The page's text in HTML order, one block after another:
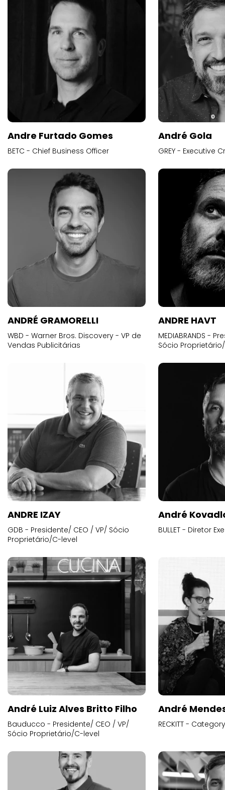
Andre Furtado Gomes
BETC - Chief Business Officer
André Gola
GREY - Executive
ANDRÉ GRAMORELLI
WBD - Warner Bros. Discovery - VP de
Vendas Publicitárias
ANDRE HAVT
MEDIABRANDS -
Sócio
ANDRE IZAY
GDB - Presidente/ CEO / VP/ Sócio
Proprietário/C-level
André
BULLET - Diretor
André Luiz Alves Britto Filho
Bauducco - Presidente/ CEO / VP/
Sócio Proprietário/C-level
André
RECKITT -